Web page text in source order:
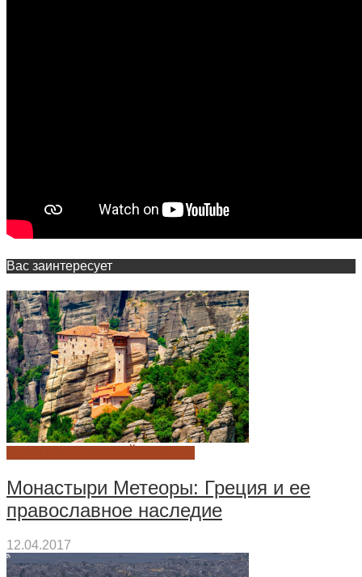
Вас заинтересует
Монастыри Метеоры: Греция и ее
православное наследие
12.04.2017